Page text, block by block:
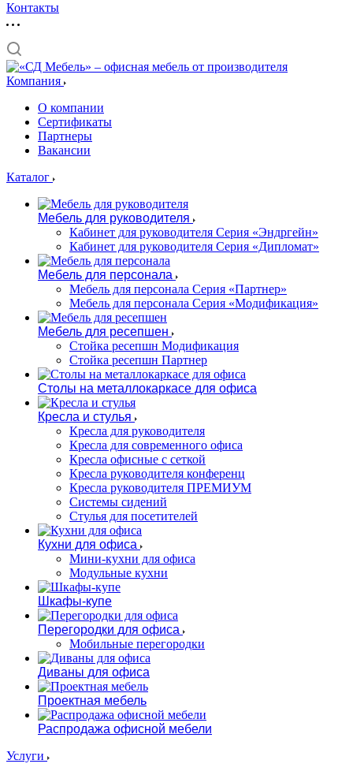
Контакты
Компания
О компании
Сертификаты
Партнеры
Вакансии
Каталог
Мебель для руководителя
Кабинет для руководителя Серия «Эндргейн»
Кабинет для руководителя Серия «Дипломат»
Мебель для персонала
Мебель для персонала Серия «Партнер»
Мебель для персонала Серия «Модификация»
Мебель для ресепшен
Стойка ресепшн Модификация
Стойка ресепшн Партнер
Столы на металлокаркасе для офиса
Кресла и стулья
Кресла для руководителя
Кресла для современного офиса
Кресла офисные с сеткой
Кресла руководителя конференц
Кресла руководителя ПРЕМИУМ
Системы сидений
Стулья для посетителей
Кухни для офиса
Мини-кухни для офиса
Модульные кухни
Шкафы-купе
Перегородки для офиса
Мобильные перегородки
Диваны для офиса
Проектная мебель
Распродажа офисной мебели
Услуги